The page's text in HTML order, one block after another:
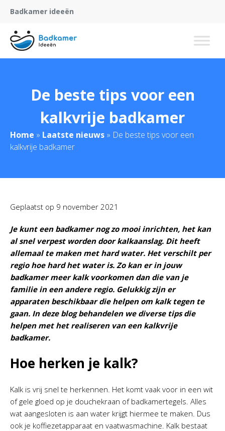
Badkamer ideeën
De beste tips voor een
kalkvrije badkamer
Home » Laatste nieuws » De beste tips voor een
kalkvrije badkamer
Geplaatst op 9 november 2021
Je kunt een badkamer nog zo mooi inrichten, het kan
al snel verpest worden door kalkaanslag. Dit heeft
allemaal te maken met hard water. Het verschilt per
regio hoe hard het water is. Zo kan er in jouw
badkamer meer kalk voorkomen dan die van je
familie in een andere regio. Gelukkig zijn er
apparaten beschikbaar die helpen om kalk tegen te
gaan. In deze blog behandelen we diverse tips die
helpen met het realiseren van een kalkvrije
badkamer.
Hoe herken je kalk?
Kalk is vrij snel te herkennen. Het komt vaak voor in een wit
of gele gloed op je douchekraan of badkamertegels. Alles
wat aangesloten is aan water krijgt hiermee te maken. Dus
ook je koffiezetapparaat en vaatwasmachine. Kalk bestaat